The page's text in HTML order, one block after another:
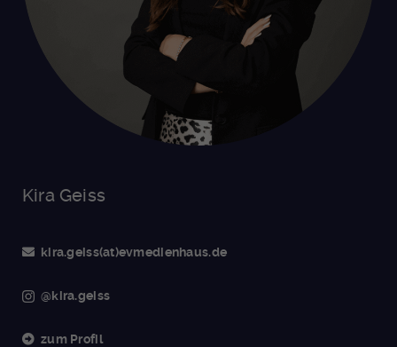
Kira Geiss
kira.geiss(at)evmedienhaus.de
@kira.geiss
zum Profil